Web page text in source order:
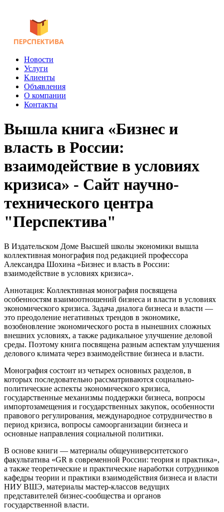
Новости
Услуги
Клиенты
Объявления
О компании
Контакты
Вышла книга «Бизнес и
власть в России:
взаимодействие в условиях
кризиса» - Сайт научно-
технического центра
"Перспектива"
В Издательском Доме Высшей школы экономики вышла
коллективная монография под редакцией профессора
Александра Шохина «Бизнес и власть в России:
взаимодействие в условиях кризиса».
Аннотация: Коллективная монография посвящена
особенностям взаимоотношений бизнеса и власти в условиях
экономического кризиса. Задача диалога бизнеса и власти —
это преодоление негативных трендов в экономике,
возобновление экономического роста в нынешних сложных
внешних условиях, а также радикальное улучшение деловой
среды. Поэтому книга посвящена разным аспектам улучшения
делового климата через взаимодействие бизнеса и власти.
Монография состоит из четырех основных разделов, в
которых последовательно рассматриваются социально-
политические аспекты экономического кризиса,
государственные механизмы поддержки бизнеса, вопросы
импортозамещения и государственных закупок, особенности
правового регулирования, международное сотрудничество в
период кризиса, вопросы самоорганизации бизнеса и
основные направления социальной политики.
В основе книги — материалы общеуниверситетского
факультатива «GR в современной России: теория и практика»,
а также теоретические и практические наработки сотрудников
кафедры теории и практики взаимодействия бизнеса и власти
НИУ ВШЭ, материалы мастер-классов ведущих
представителей бизнес-сообщества и органов
государственной власти.